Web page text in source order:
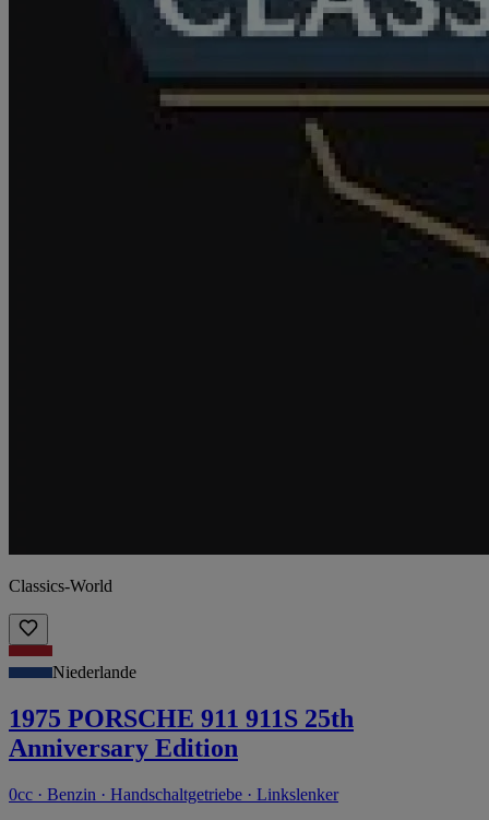
Classics-World
Niederlande
1975 PORSCHE 911 911S 25th
Anniversary Edition
0cc · Benzin · Handschaltgetriebe · Linkslenker